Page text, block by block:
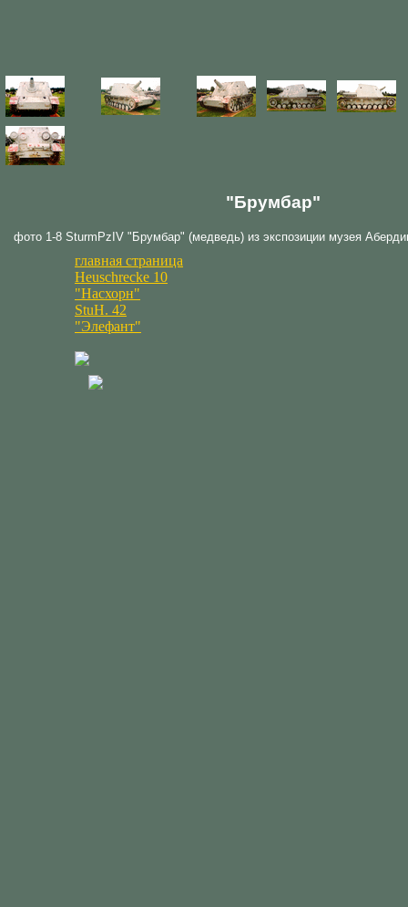
"Брумбар"
фото 1-8 SturmPzIV "Брумбар" (медведь) из экспозиции музея
главная страница
Heuschrecke 10
"Насхорн"
StuH. 42
"Элефант"